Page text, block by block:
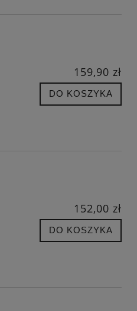
159,90 zł
DO KOSZYKA
152,00 zł
DO KOSZYKA